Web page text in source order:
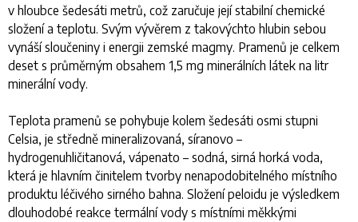
v hloubce šedesáti metrů, což zaručuje její stabilní chemické
složení a teplotu. Svým vývěrem z takovýchto hlubin sebou
vynáší sloučeniny i energii zemské magmy. Pramenů je celkem
deset s průměrným obsahem 1,5 mg minerálních látek na litr
minerální vody.
Teplota pramenů se pohybuje kolem šedesáti osmi stupni
Celsia, je středně mineralizovaná, síranovo –
hydrogenuhličitanová, vápenato – sodná, sirná horká voda,
která je hlavním činitelem tvorby nenapodobitelného místního
produktu léčivého sirného bahna. Složení peloidu je výsledkem
dlouhodobé reakce termální vody s místními měkkými